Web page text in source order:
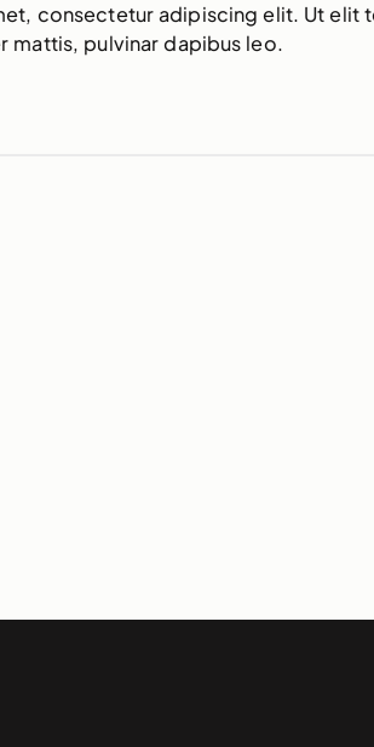
consectetur adipiscing elit. Ut elit
mattis, pulvinar dapibus leo.